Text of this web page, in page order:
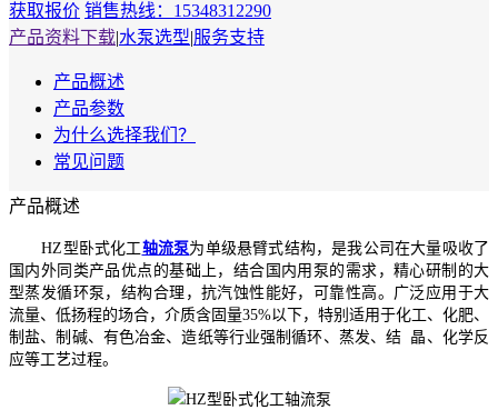
获取报价 销售热线：15348312290
产品资料下载|水泵选型|服务支持
产品概述
产品参数
为什么选择我们？
常见问题
产品概述
HZ型卧式化工轴流泵为单级悬臂式结构，是我公司在大量吸收了
国内外同类产品优点的基础上，结合国内用泵的需求，精心研制的大
型蒸发循环泵，结构合理，抗汽蚀性能好，可靠性高。广泛应用于大
流量、低扬程的场合，介质含固量35%以下，特别适用于化工、化肥、
制盐、制碱、有色冶金、造纸等行业强制循环、蒸发、结 晶、化学反
应等工艺过程。